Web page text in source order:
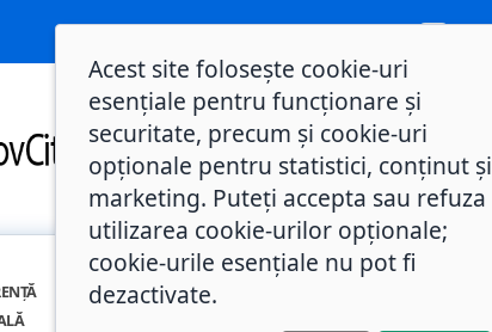
INTEGRITATE
Acest site folosește cookie-uri
esențiale pentru funcționare și
securitate, precum și cookie-uri
opționale pentru statistici, conținut și
marketing. Puteți accepta sau refuza
utilizarea cookie-urilor opționale;
cookie-urile esențiale nu pot fi
dezactivate.